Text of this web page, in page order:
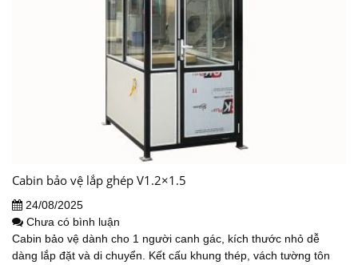
Cabin bảo vệ lắp ghép V1.2×1.5
24/08/2025
Chưa có bình luận
Cabin bảo vệ dành cho 1 người canh gác, kích thước nhỏ dễ
dàng lắp đặt và di chuyển. Kết cấu khung thép, vách tường tôn